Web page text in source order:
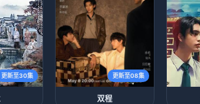
更新至30集 更新至08集
双程